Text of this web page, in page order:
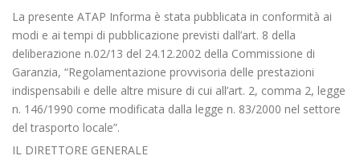
La presente ATAP Informa è stata pubblicata in conformità ai
modi e ai tempi di pubblicazione previsti dall’art. 8 della
deliberazione n.02/13 del 24.12.2002 della Commissione di
Garanzia, “Regolamentazione provvisoria delle prestazioni
indispensabili e delle altre misure di cui all’art. 2, comma 2, legge
n. 146/1990 come modificata dalla legge n. 83/2000 nel settore
del trasporto locale”.
IL DIRETTORE GENERALE